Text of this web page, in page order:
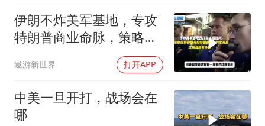
伊朗不炸美军基地，专攻
特朗普商业命脉，策略高
遨游新世界 打开APP
中美一旦开打，战场会在
哪